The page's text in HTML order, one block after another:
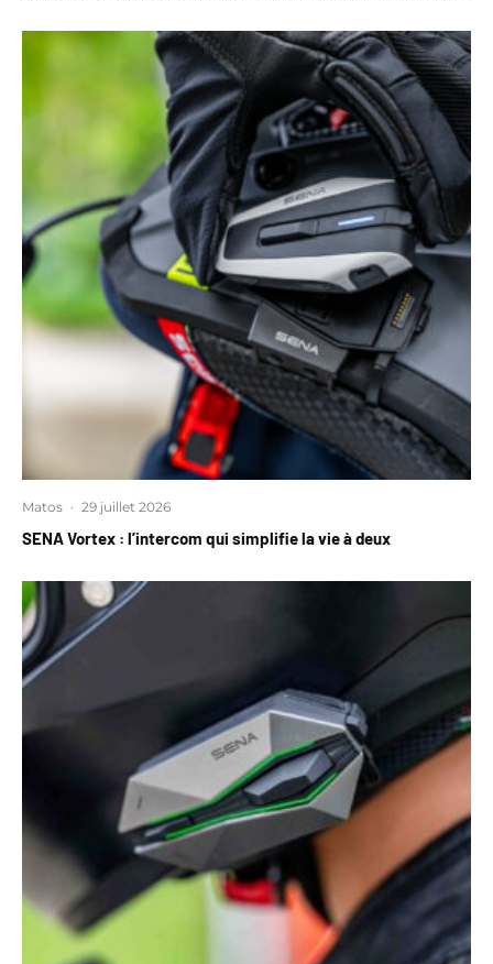
Matos · 29 juillet 2026
SENA Vortex : l’intercom qui simplifie la vie à deux